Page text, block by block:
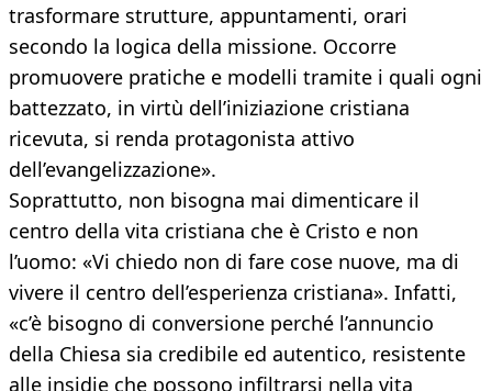
trasformare strutture, appuntamenti, orari
secondo la logica della missione. Occorre
promuovere pratiche e modelli tramite i quali ogni
battezzato, in virtù dell’iniziazione cristiana
ricevuta, si renda protagonista attivo
dell’evangelizzazione».
Soprattutto, non bisogna mai dimenticare il
centro della vita cristiana che è Cristo e non
l’uomo: «Vi chiedo non di fare cose nuove, ma di
vivere il centro dell’esperienza cristiana». Infatti,
«c’è bisogno di conversione perché l’annuncio
della Chiesa sia credibile ed autentico, resistente
alle insidie che possono infiltrarsi nella vita